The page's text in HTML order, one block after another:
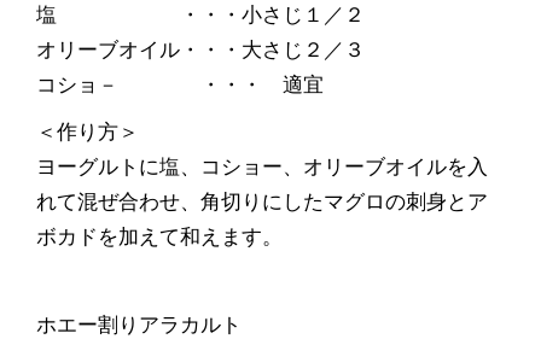
塩 ・・・小さじ１／２
オリーブオイル・・・大さじ２／３
コショ－ ・・・ 適宜
＜作り方＞
ヨーグルトに塩、コショー、オリーブオイルを入
れて混ぜ合わせ、角切りにしたマグロの刺身とア
ボカドを加えて和えます。
ホエー割りアラカルト